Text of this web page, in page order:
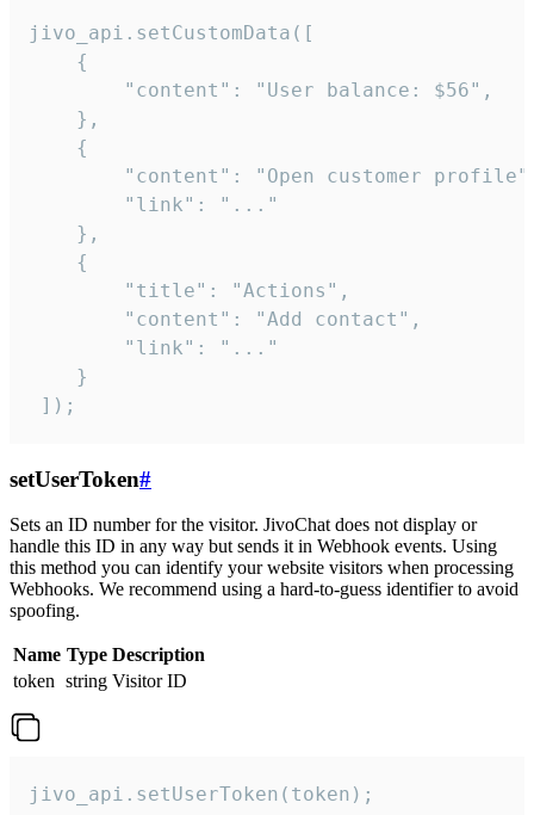
jivo_api.setCustomData([
    {
        "content": "User balance: $56",
    },
    {
"content": "Open customer
        "link": "..."
    },
    {
        "title": "Actions",
        "content": "Add contact",
        "link": "..."
    }
]);
setUserToken#
Sets an ID number for the visitor. JivoChat does not display or
handle this ID in any way but sends it in Webhook events. Using
this method you can identify your website visitors when processing
Webhooks. We recommend using a hard-to-guess identifier to avoid
spoofing.
Name Type Description
token string Visitor ID
jivo_api.setUserToken(token);